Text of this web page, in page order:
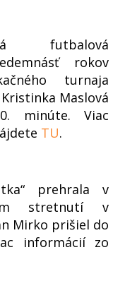
futbalová
rokov
turnaja
Maslová
minúte. Viac
TU.
prehrala v
stretnutí v
Mirko prišiel do
informácií zo